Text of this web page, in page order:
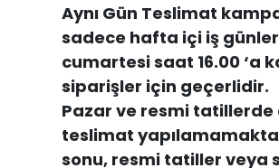
Aynı Gün Teslimat
sadece hafta içi iş
cumartesi saat 16.00 ‘a
siparişler için geçerlidir.
Pazar ve resmi tatillerde
teslimat
sonu, resmi tatiller veya